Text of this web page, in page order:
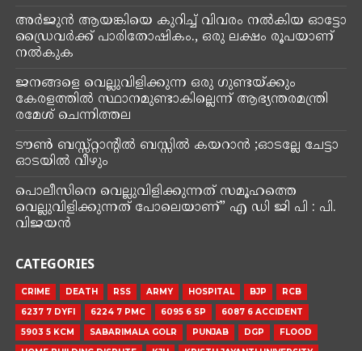
അർജുൻ ആയങ്കിയെ കുറിച്ച് വിവരം നൽകിയ ഓട്ടോ
ഡ്രൈവർക്ക് പാരിതോഷികം., ഒരു ലക്ഷം രൂപയാണ്
നൽകുക
ജനങ്ങളെ വെല്ലുവിളിക്കുന്ന ഒരു ഗുണ്ടയ്ക്കും
കേരളത്തിൽ സ്ഥാനമുണ്ടാകില്ലെന്ന് ആഭ്യന്തരമന്ത്രി
രമേശ് ചെന്നിത്തല
ടൗൺ ബസ്സ്റ്റാന്റിൽ ബസ്സിൽ കയറാൻ ;ഓടല്ലേ ചേട്ടാ
ഓടയിൽ വീഴും
പൊലീസിനെ വെല്ലുവിളിക്കുന്നത് സമൂഹത്തെ
വെല്ലുവിളിക്കുന്നത് പോലെയാണ്” എ ഡി ജി പി : പി.
വിജയൻ
CATEGORIES
CRIME DEATH RSS ARMY HOSPITAL BJP
RCB
6237 7 DYFI
6224 7 PMC 6095 6 SP
6087 6 ACCIDENT
5903 5 KCM
SABARIMALA GOLR PUNJAB DGP
FLOOD